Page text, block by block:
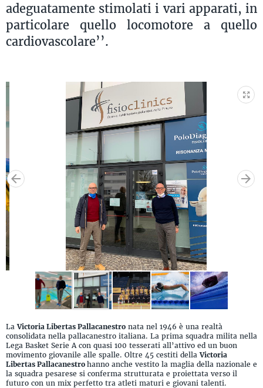
adeguatamente stimolati i vari apparati, in
particolare quello locomotore a quello
cardiovascolare’’.
LaVictoria Libertas Pallacanestro nata nel 1946 è una realtà
consolidata nella pallacanestro italiana. La prima squadra milita nella
Lega Basket Serie A con quasi 100 tesserati all’attivo ed un buon
movimento giovanile alle spalle. Oltre 45 cestiti dellaVictoria
Libertas Pallacanestro hanno anche vestito la maglia della nazionale e
la squadra pesarese si conferma strutturata e proiettata verso il
futuro con un mix perfetto tra atleti maturi e giovani talenti.